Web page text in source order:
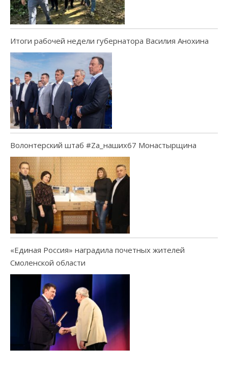
Итоги рабочей недели губернатора Василия Анохина
Волонтерский штаб #Za_наших67 Монастырщина
«Единая Россия» наградила почетных жителей
Смоленской области